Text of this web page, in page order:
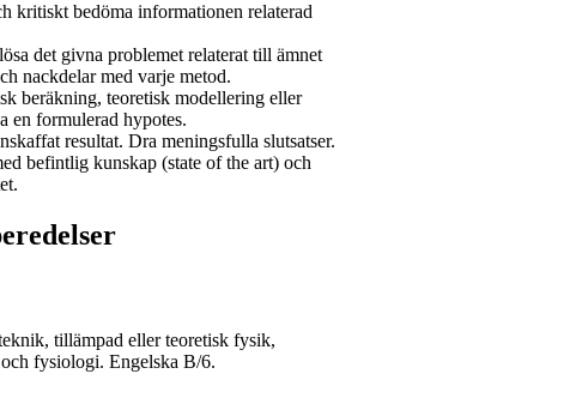
kritiskt bedöma informationen relaterad
det givna problemet relaterat till ämnet
nackdelar med varje metod.
beräkning, teoretisk modellering eller
en formulerad hypotes.
resultat. Dra meningsfulla slutsatser.
befintlig kunskap (state of the art) och
tillämpad eller teoretisk fysik,
fysiologi. Engelska B/6.